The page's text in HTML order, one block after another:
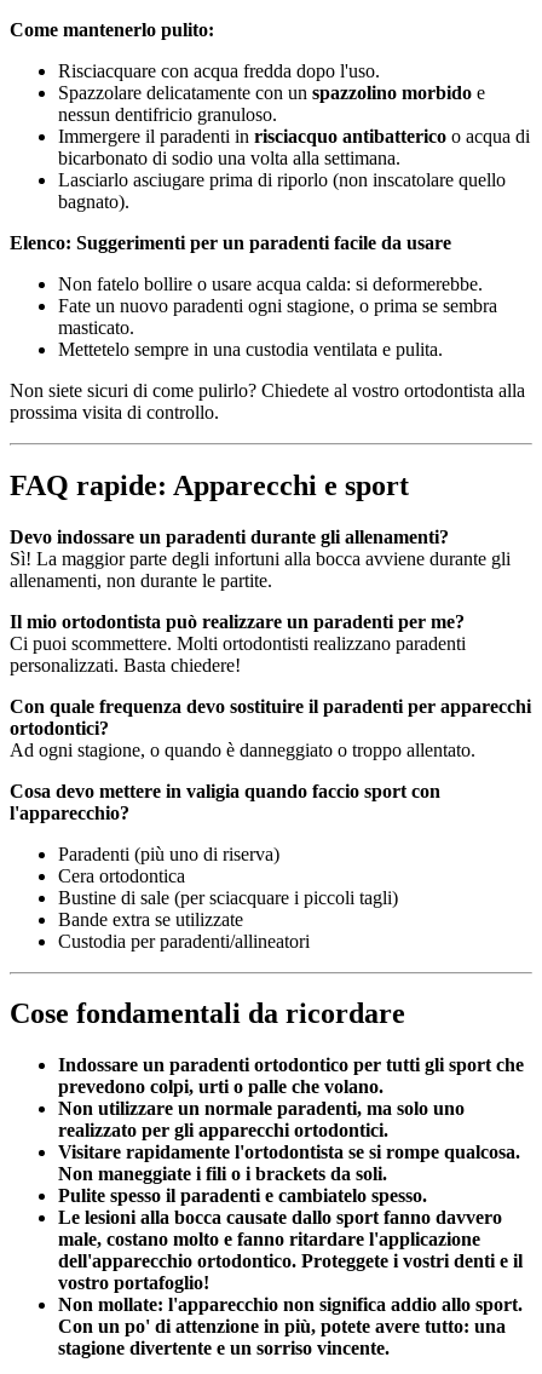
Come mantenerlo pulito:
Risciacquare con acqua fredda dopo l'uso.
Spazzolare delicatamente con un spazzolino morbido e
nessun dentifricio granuloso.
Immergere il paradenti in risciacquo antibatterico o acqua di
bicarbonato di sodio una volta alla settimana.
Lasciarlo asciugare prima di riporlo (non inscatolare quello
bagnato).
Elenco: Suggerimenti per un paradenti facile da usare
Non fatelo bollire o usare acqua calda: si deformerebbe.
Fate un nuovo paradenti ogni stagione, o prima se sembra
masticato.
Mettetelo sempre in una custodia ventilata e pulita.
Non siete sicuri di come pulirlo? Chiedete al vostro ortodontista alla
prossima visita di controllo.
FAQ rapide: Apparecchi e sport
Devo indossare un paradenti durante gli allenamenti?
Sì! La maggior parte degli infortuni alla bocca avviene durante gli
allenamenti, non durante le partite.
Il mio ortodontista può realizzare un paradenti per me?
Ci puoi scommettere. Molti ortodontisti realizzano paradenti
personalizzati. Basta chiedere!
Con quale frequenza devo sostituire il paradenti per apparecchi
ortodontici?
Ad ogni stagione, o quando è danneggiato o troppo allentato.
Cosa devo mettere in valigia quando faccio sport con
l'apparecchio?
Paradenti (più uno di riserva)
Cera ortodontica
Bustine di sale (per sciacquare i piccoli tagli)
Bande extra se utilizzate
Custodia per paradenti/allineatori
Cose fondamentali da ricordare
Indossare un paradenti ortodontico per tutti gli sport che
prevedono colpi, urti o palle che volano.
Non utilizzare un normale paradenti, ma solo uno
realizzato per gli apparecchi ortodontici.
Visitare rapidamente l'ortodontista se si rompe qualcosa.
Non maneggiate i fili o i brackets da soli.
Pulite spesso il paradenti e cambiatelo spesso.
Le lesioni alla bocca causate dallo sport fanno davvero
male, costano molto e fanno ritardare l'applicazione
dell'apparecchio ortodontico. Proteggete i vostri denti e il
vostro portafoglio!
Non mollate: l'apparecchio non significa addio allo sport.
Con un po' di attenzione in più, potete avere tutto: una
stagione divertente e un sorriso vincente.